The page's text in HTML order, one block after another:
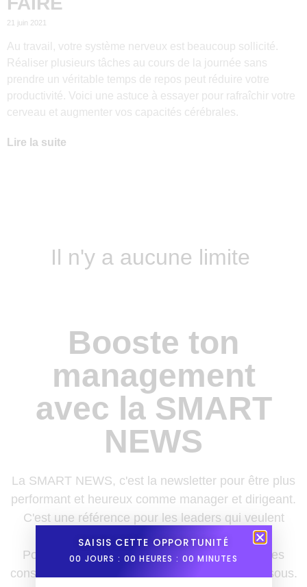
21 juin 2021
Au travail, votre système nerveux est beaucoup sollicité.
Réaliser plusieurs tâches au cours de la journée sans
prendre un véritable temps de repos peut réduire votre
productivité. Voici une astuce à essayer pour rafraîchir votre
cerveau et augmenter vos capacités cérébrales.
Lire la suite
Il n'y a aucune limite
Booste ton
management
avec la SMART
NEWS
La SMART NEWS, c'est la newsletter pour être plus
performant et heureux comme manager et dirigeant.
C'est une référence pour les leaders qui veulent
enrichir leurs boîtes à outils.
Pour recevoir des nouvelles, des astuces et des
conseils une fois par semaine, inscris-toi ci-dessous.
SAISIS CETTE OPPORTUNITÉ
00 JOURS : 00 HEURES : 00 MINUTES